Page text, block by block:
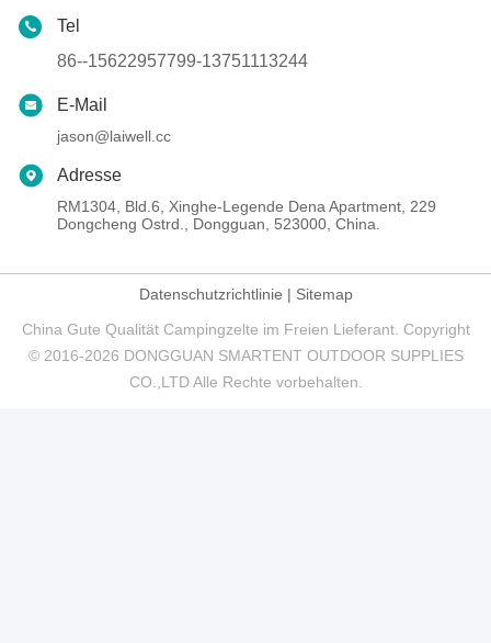
Tel
86--15622957799-13751113244
E-Mail
jason@laiwell.cc
Adresse
RM1304, Bld.6, Xinghe-Legende Dena Apartment, 229
Dongcheng Ostrd., Dongguan, 523000, China.
Datenschutzrichtlinie | Sitemap
China Gute Qualität Campingzelte im Freien Lieferant. Copyright
© 2016-2026 DONGGUAN SMARTENT OUTDOOR SUPPLIES
CO.,LTD Alle Rechte vorbehalten.